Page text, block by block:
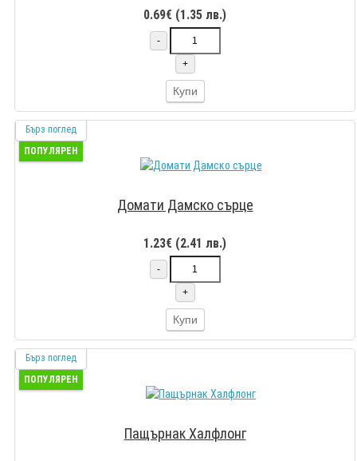
0.69€ (1.35 лв.)
-
+
Купи
Бърз поглед
ПОПУЛЯРЕН
Домати Дамско сърце
1.23€ (2.41 лв.)
-
+
Купи
Бърз поглед
ПОПУЛЯРЕН
Пащърнак Халфлонг